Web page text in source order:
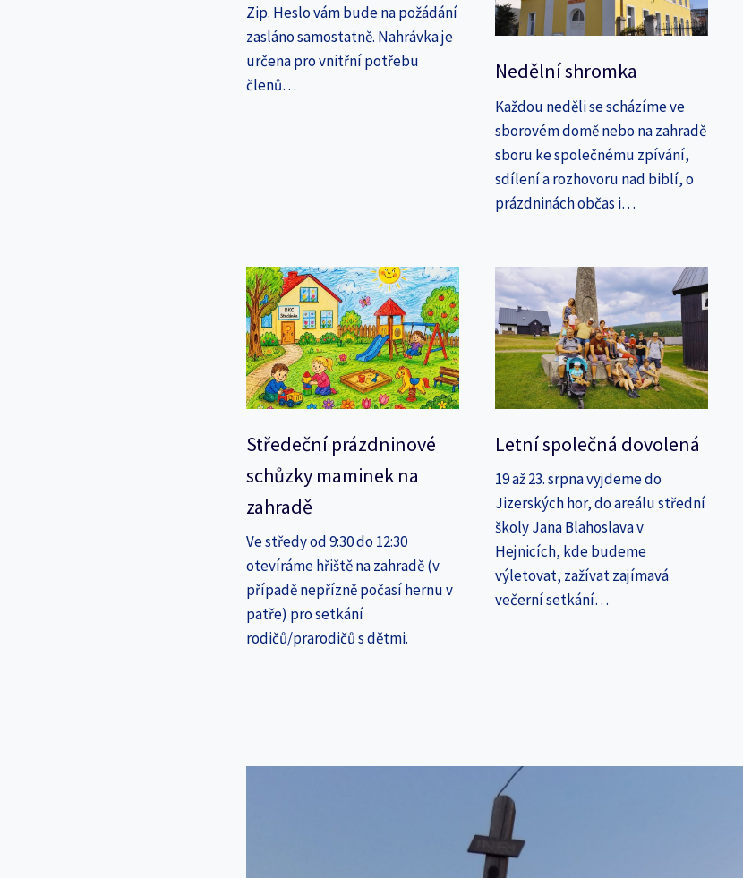
Zip. Heslo vám bude na požádání
zasláno samostatně. Nahrávka je
určena pro vnitřní potřebu
členů…
Nedělní shromka
Každou neděli se scházíme ve
sborovém domě nebo na zahradě
sboru ke společnému zpívání,
sdílení a rozhovoru nad biblí, o
prázdninách občas i…
Středeční prázdninové
schůzky maminek na
zahradě
Ve středy od 9:30 do 12:30
otevíráme hřiště na zahradě (v
případě nepřízně počasí hernu v
patře) pro setkání
rodičů/prarodičů s dětmi.
Letní společná dovolená
19 až 23. srpna vyjdeme do
Jizerských hor, do areálu střední
školy Jana Blahoslava v
Hejnicích, kde budeme
výletovat, zažívat zajímavá
večerní setkání…